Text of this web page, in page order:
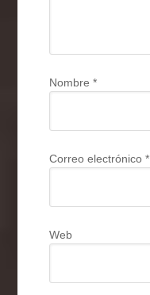
Nombre*
Correo electrónico*
Web